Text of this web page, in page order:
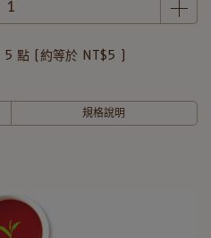
5 點 (約等於 NT$5 )
規格說明